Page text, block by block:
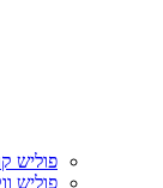
פוליש
פוליש